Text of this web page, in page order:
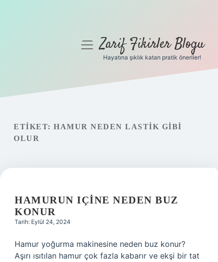
Gizlilik Politikası
Hakkımızda
menüyüZarif Fikirler Blogu
Hayatına şıklık katan pratik öneriler!
ETIKET: HAMUR NEDEN LASTIK GIBI
OLUR
HAMURUN IÇINE NEDEN BUZ
KONUR
Tarih: Eylül 24, 2024
Hamur yoğurma makinesine neden buz konur?
Aşırı ısıtılan hamur çok fazla kabarır ve ekşi bir tat